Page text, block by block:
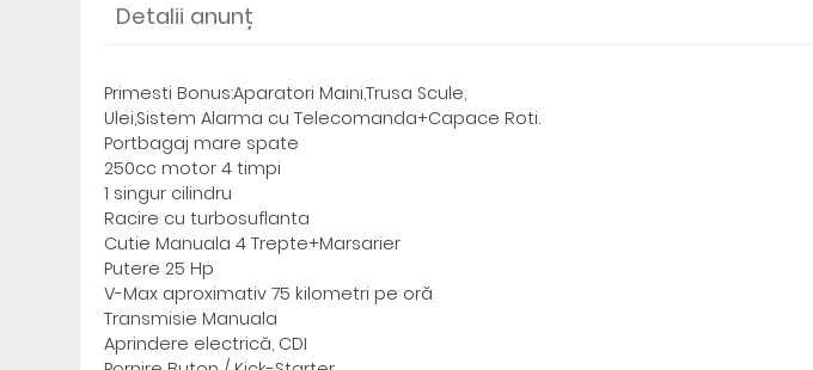
Detalii anunț
Primesti Bonus:Aparatori Maini,Trusa Scule,
Ulei,Sistem Alarma cu Telecomanda+Capace Roti.
Portbagaj mare spate
250cc motor 4 timpi
1 singur cilindru
Racire cu turbosuflanta
Cutie Manuala 4 Trepte+Marsarier
Putere 25 Hp
V-Max aproximativ 75 kilometri pe oră
Transmisie Manuala
Aprindere electrică, CDI